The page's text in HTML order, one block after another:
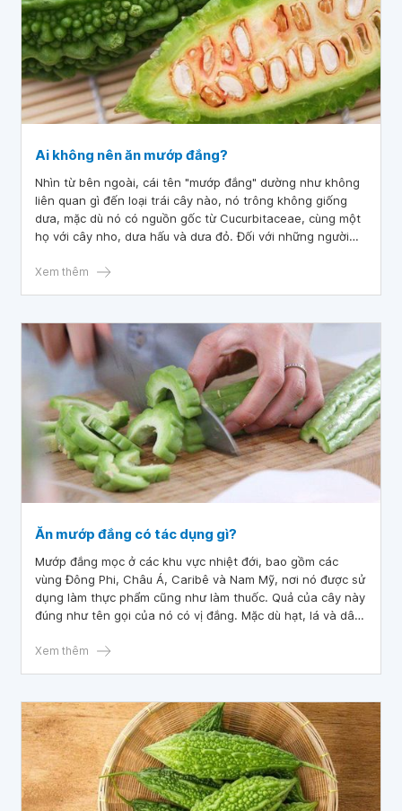
Ai không nên ăn mướp đắng?
Nhìn từ bên ngoài, cái tên "mướp đắng" dường như không
liên quan gì đến loại trái cây nào, nó trông không giống
dưa, mặc dù nó có nguồn gốc từ Cucurbitaceae, cùng một
họ với cây nho, dưa hấu và dưa đỏ. Đối với những người
sần sùi, có vị hăng khiến nhiều người không muốn ăn. Vậy
tác dụng của ăn mướp đắng và những ai không nên ăn nó.
Xem thêm
Ăn mướp đắng có tác dụng gì?
Mướp đắng mọc ở các khu vực nhiệt đới, bao gồm các
vùng Đông Phi, Châu Á, Caribê và Nam Mỹ, nơi nó được sử
dụng làm thực phẩm cũng như làm thuốc. Quả của cây này
đúng như tên gọi của nó có vị đắng. Mặc dù hạt, lá và dây
một phần an toàn và phổ biến nhất của cây được sử dụng
Xem thêm